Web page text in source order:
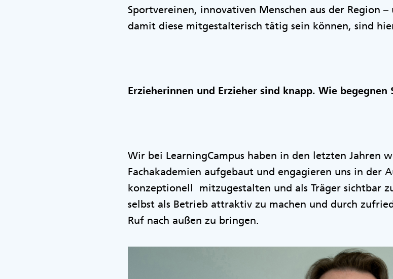
Sportvereinen, innovativen Menschen aus der Region
damit diese mitgestalterisch tätig sein können, sind
Erzieherinnen und Erzieher sind knapp. Wie begegnen
Wir bei LearningCampus haben in den letzten Jahren
Fachakademien aufgebaut und engagieren uns in der
konzeptionell mitzugestalten und als Träger sichtbar
selbst als Betrieb attraktiv zu machen und durch
Ruf nach außen zu bringen.